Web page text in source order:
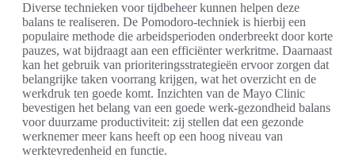
Diverse technieken voor tijdbeheer kunnen helpen deze
balans te realiseren. De Pomodoro-techniek is hierbij een
populaire methode die arbeidsperioden onderbreekt door korte
pauzes, wat bijdraagt aan een efficiënter werkritme. Daarnaast
kan het gebruik van prioriteringsstrategieën ervoor zorgen dat
belangrijke taken voorrang krijgen, wat het overzicht en de
werkdruk ten goede komt. Inzichten van de Mayo Clinic
bevestigen het belang van een goede werk-gezondheid balans
voor duurzame productiviteit: zij stellen dat een gezonde
werknemer meer kans heeft op een hoog niveau van
werktevredenheid en functie.